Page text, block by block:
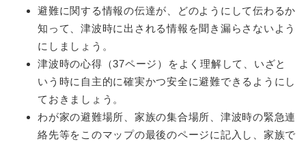
避難に関する情報の伝達が、どのようにして伝わるか
知って、津波時に出される情報を聞き漏らさないよう
にしましょう。
津波時の心得（37ページ）をよく理解して、いざと
いう時に自主的に確実かつ安全に避難できるようにし
ておきましょう。
わが家の避難場所、家族の集合場所、津波時の緊急連
絡先等をこのマップの最後のページに記入し、家族で